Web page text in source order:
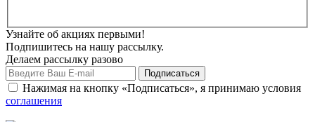
Узнайте об акциях первыми!
Подпишитесь на нашу рассылку.
Делаем рассылку разово
Нажимая на кнопку «Подписаться», я принимаю условия
соглашения